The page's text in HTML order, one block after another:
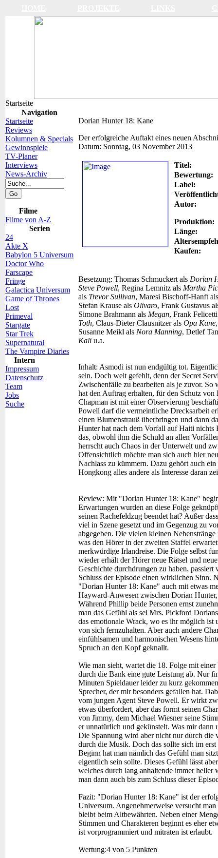
Startseite
Navigation
Startseite
Reviews
Kolumnen & Specials
Gewinnspiele
TV-Planer
Interviews
News-Archiv
Filme
Filme von A-Z
Serien
24
Akte X
Babylon 5 Universum
Doctor Who
Farscape
Fringe
Galactica Universum
Game of Thrones
Lost
Primeval
Stargate
Star Trek
Supernatural
The Vampire Diaries
Intern
Impressum
Datenschutz
Team
Jobs
Suche
Dorian Hunter 18: Kane
Der erfolgreiche Auftakt eines neuen
Datum: Sonntag, 03 November 2013
Titel:
Bewertung:
Label:
Autor:
Produktion:
Länge:
Kaufen:
Besetzung: Thomas Schmuckert als Dorian
Steve Powell, Regina Lemnitz als Martha
als Trevor Sullivan, Maresi Bischoff-Hanft
Stefan Krause als Olivaro, Frank Gustavus
Simone Brahmann als Megan, Frank
Toth, Claus-Dieter Clausnitzer als Opa Kane
Susanne Meikl als Nora Manning, Detlef
Kali u.a.
Inhalt: Asmodi ist nun endgültig tot.
sein. Doch weit gefehlt, denn der Secret
Zwischenfälle zu bearbeiten als je zuvor.
hat den Auftrag erhalten, für den Schutz
Chapman ist mit einer Observierung
Powell darf die vermeintliche Drecksarbeit
einen Blumenstrauß überbringen und dann
Hunter hat nach dem Vorfall auf Haiti nichts
das, obwohl ihm die Schuld an allen
herrscht auch Chaos in der Unterwelt und
Offensichtlich möchte man sich auch hier
Nachlass zu kümmern. Dazu gehört auch
Hongkong alles andere als Interesse daran
Review: Mit "Dorian Hunter 18: Kane"
Erwartungen wurden an diese Folge
seinen Rachefeldzug beendet hat? Außer
viel in Szene gesetzt und im Gegenzug zu
abgegeben. Die vielen kleinen
was den Hörer in der zweiten Staffel
merkwürdige Irlandreise. Die Folge selbst
wieder erhält der Hörer neue Rätsel und
Geschichte durchdrungen zu haben,
Schluss der Episode einen wirklichen Sinn.
"Dorian Hunter 18: Kane" auch mit etwas
Hayward-Anwesen zwischen Dorian
Während Phillip beide Personen ernst
man das Gefühl als sei Mrs. Pickford
das emotionale Wrack, wo es ihr möglich ist
von sich fernzuhalten. Aber auch andere
einfühlsamen und harmonischen Wesens
Spruch an den Kopf geknallt.
Wie man sieht, wartet die 18. Folge mit
durch die Bank eine gute Leistung ab. Nur
Minuten Spieldauer leider zu kurz
Sprecher, der mir besonders gefallen hat.
vom jungen Agent Steve Powell. Er wirkt
etwas überfordert, aber das formt seinen
von Jimmy, dem Michael Wiesner seine
er unnatürlich und gekünstelt. Was mir dann
Die Spannung wird aber nicht nur durch die
durch die Musik. Doch das sollte sich im
Beginn hat man nämlich das Gefühl man
eigentlich sein sollte. Dieses Gefühl lässt
welches durch lang anhaltende immer
man dann auch bis zum Schluss dieser
Fazit: "Dorian Hunter 18: Kane" ist der
Universum. Angenehmerweise versucht
bleibt beim Altbewährten. Neben einer
Stimmen und Charakteren beginnt es eher
ist vorprogrammiert und mitraten ist erlaubt.
Wertung:4 von 5 Punkten